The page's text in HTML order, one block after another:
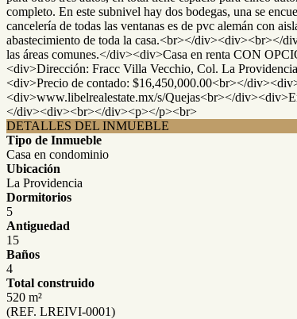
completo. En este subnivel hay dos bodegas, una se
cancelería de todas las ventanas es de pvc alemán con
abastecimiento de toda la casa.<br></div><div><br></
las áreas comunes.</div><div>Casa en renta CON
<div>Dirección: Fracc Villa Vecchio, Col. La
<div>Precio de contado: $16,450,000.00<br></
<div>www.libelrealestate.mx/s/Quejas<br></
</div><div><br></div><p></p><br>
DETALLES DEL INMUEBLE
Tipo de Inmueble
Casa en condominio
Ubicación
La Providencia
Dormitorios
5
Antiguedad
15
Baños
4
Total construido
520 m²
(REF. LREIVI-0001)